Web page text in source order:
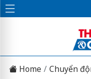
Home Chuyển